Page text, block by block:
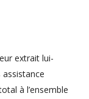
extrait lui-
à l’ensemble